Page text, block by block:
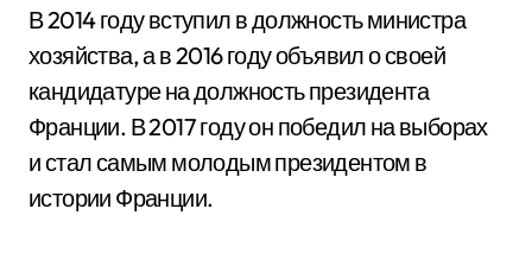
В 2014 году вступил в должность министра
хозяйства, а в 2016 году объявил о своей
кандидатуре на должность президента
Франции. В 2017 году он победил на выборах
и стал самым молодым президентом в
истории Франции.